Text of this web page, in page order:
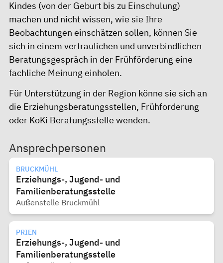
Kindes (von der Geburt bis zu Einschulung)
machen und nicht wissen, wie sie Ihre
Beobachtungen einschätzen sollen, können Sie
sich in einem vertraulichen und unverbindlichen
Beratungsgespräch in der Frühförderung eine
fachliche Meinung einholen.
Für Unterstützung in der Region könne sie sich an
die Erziehungsberatungsstellen, Frühforderung
oder KoKi Beratungsstelle wenden.
Ansprechpersonen
BRUCKMÜHL
Erziehungs-, Jugend- und
Familienberatungsstelle
Außenstelle Bruckmühl
PRIEN
Erziehungs-, Jugend- und
Familienberatungsstelle